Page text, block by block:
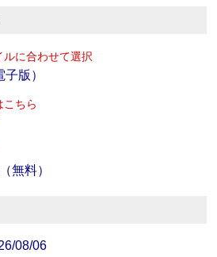
に合わせて選択
版）
こちら
無料）
08/06